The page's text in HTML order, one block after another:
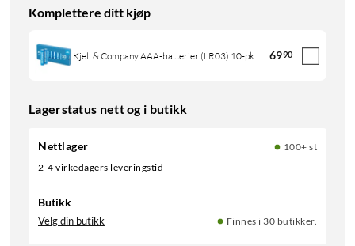
Komplettere ditt kjøp
Kjell & Company AAA-batterier (LR03) 10-pk. 6990
Lagerstatus nett og i butikk
Nettlager
100+ st
2-4 virkedagers leveringstid
Butikk
Velg din butikk Finnes i 30 butikker.